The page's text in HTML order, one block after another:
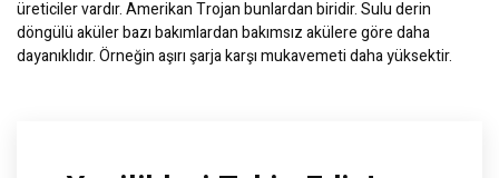
üreticiler vardır. Amerikan Trojan bunlardan biridir. Sulu derin
döngülü aküler bazı bakımlardan bakımsız akülere göre daha
dayanıklıdır. Örneğin aşırı şarja karşı mukavemeti daha yüksektir.